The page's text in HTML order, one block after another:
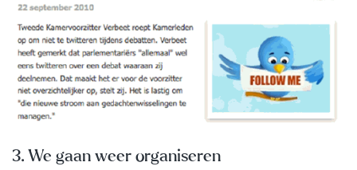
3. We gaan weer organiseren